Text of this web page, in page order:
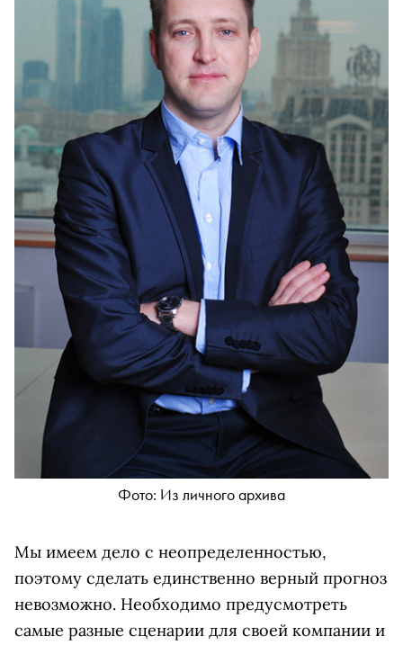
Фото: Из личного архива
Мы имеем дело с неопределенностью,
поэтому сделать единственно верный прогноз
невозможно. Необходимо предусмотреть
самые разные сценарии для своей компании и